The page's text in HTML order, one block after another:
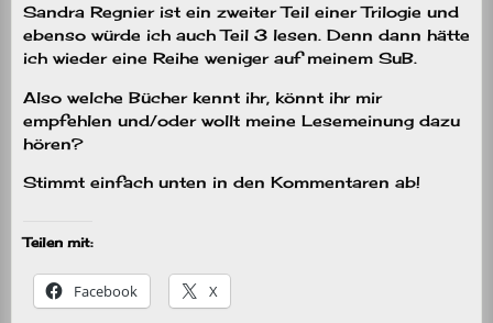
Sandra Regnier ist ein zweiter Teil einer Trilogie und
ebenso würde ich auch Teil 3 lesen. Denn dann hätte
ich wieder eine Reihe weniger auf meinem SuB.
Also welche Bücher kennt ihr, könnt ihr mir
empfehlen und/oder wollt meine Lesemeinung dazu
hören?
Stimmt einfach unten in den Kommentaren ab!
Teilen mit:
Facebook X